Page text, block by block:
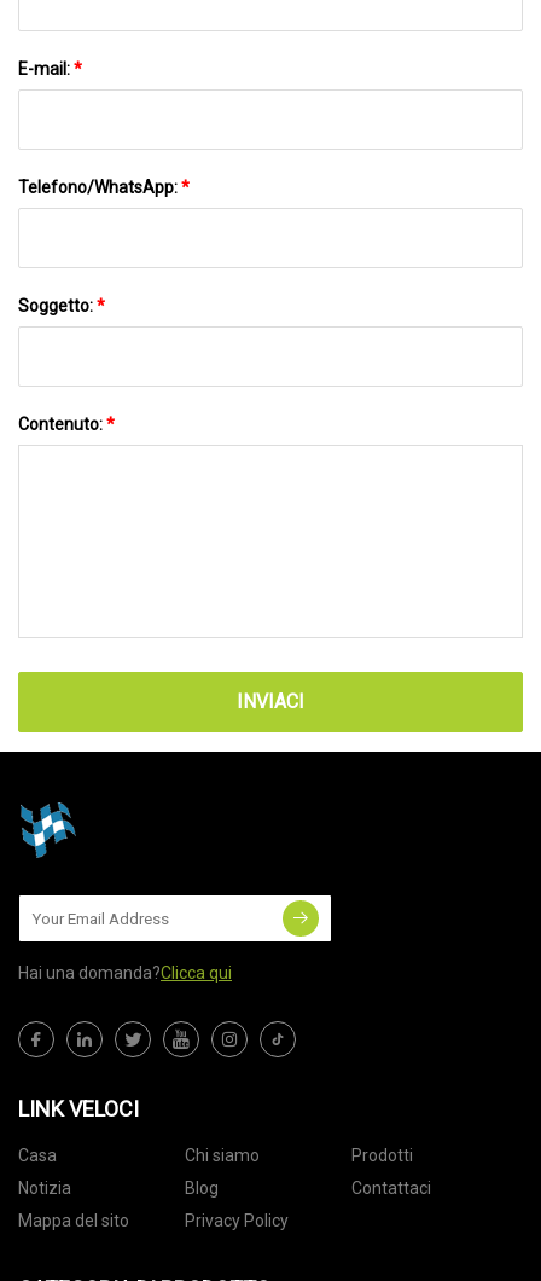
E-mail:*
Telefono/WhatsApp:*
Soggetto:*
Contenuto:*
INVIACI
Hai una domanda?Clicca qui
LINK VELOCI
Casa Chi siamo
Prodotti
Notizia
Blog
Contattaci
Mappa del sito
Privacy Policy